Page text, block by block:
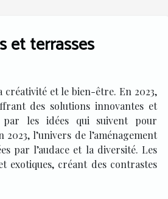
et terrasses
créativité et le bien-être. En 2023,
des solutions innovantes et
par les idées qui suivent pour
l’univers de l’aménagement
par l’audace et la diversité. Les
exotiques, créant des contrastes